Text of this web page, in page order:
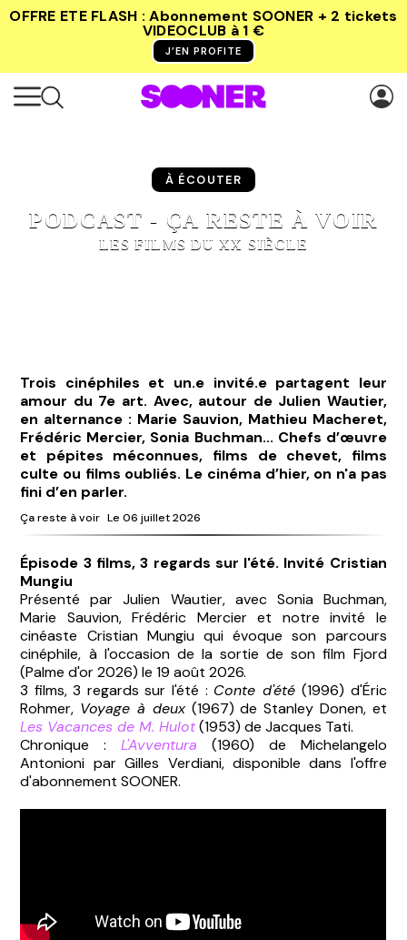
OFFRE ETE FLASH : Abonnement SOONER + 2 tickets
VIDEOCLUB à 1 €
J’EN PROFITE
À ÉCOUTER
PODCAST - ÇA RESTE À VOIR
LES FILMS DU XX SIÈCLE
Trois cinéphiles et un.e invité.e partagent leur
amour du 7e art. Avec, autour de Julien Wautier,
en alternance : Marie Sauvion, Mathieu Macheret,
Frédéric Mercier, Sonia Buchman... Chefs d’œuvre
et pépites méconnues, films de chevet, films
culte ou films oubliés. Le cinéma d’hier, on n'a pas
fini d’en parler.
Ça reste à voir Le 06 juillet 2026
Épisode 3 films, 3 regards sur l'été. Invité Cristian
Mungiu
Présenté par Julien Wautier, avec Sonia Buchman,
Marie Sauvion, Frédéric Mercier et notre invité le
cinéaste Cristian Mungiu qui évoque son parcours
cinéphile, à l'occasion de la sortie de son film Fjord
(Palme d'or 2026) le 19 août 2026.
3 films, 3 regards sur l'été : Conte d'été(1996) d'Éric
Rohmer, Voyage à deux(1967) de Stanley Donen, et
Les Vacances de M. Hulot(1953) de Jacques Tati.
Chronique :L'Avventura (1960) de Michelangelo
Antonioni par Gilles Verdiani, disponible dans l'offre
d'abonnement SOONER.